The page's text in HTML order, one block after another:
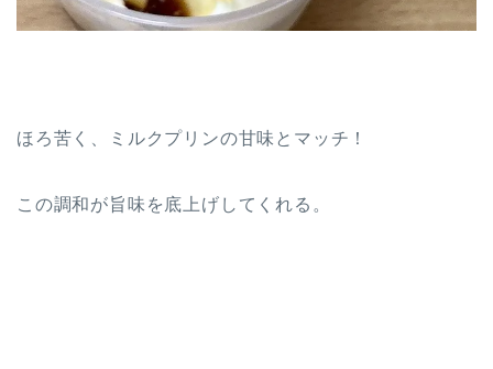
ほろ苦く、ミルクプリンの甘味とマッチ！
この調和が旨味を底上げしてくれる。